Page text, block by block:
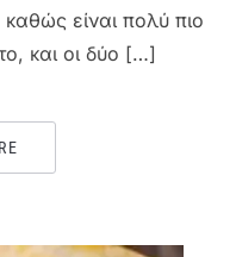
είναι πολύ πιο
και οι δύο […]